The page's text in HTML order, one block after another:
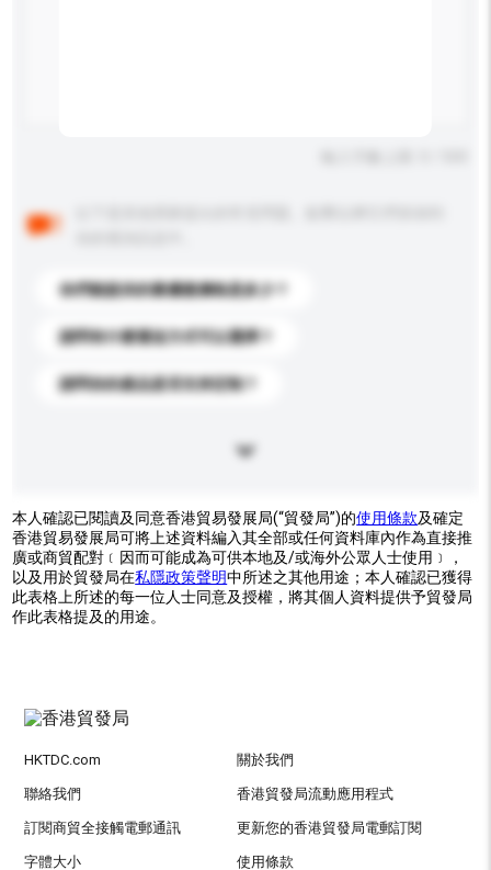
你們能提供的最優惠價格是多少？
請問有什麼運送方式可以選擇？
請問你的產品是否支持定制？
本人確認已閱讀及同意香港貿易發展局(“貿發局”)的使用條款及確定
香港貿易發展局可將上述資料編入其全部或任何資料庫內作為直接推
廣或商貿配對﹝因而可能成為可供本地及/或海外公眾人士使用﹞，
以及用於貿發局在私隱政策聲明中所述之其他用途；本人確認已獲得
此表格上所述的每一位人士同意及授權，將其個人資料提供予貿發局
作此表格提及的用途。
HKTDC.com 關於我們
聯絡我們 香港貿發局流動應用程式
訂閱商貿全接觸電郵通訊 更新您的香港貿發局電郵訂閱
字體大小 使用條款